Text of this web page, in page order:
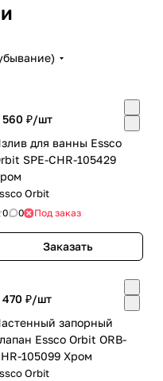
560 ₽/шт
для ванны Essco
SPE-CHR-105429
Orbit
0 0 Под заказ
Заказать
470 ₽/шт
запорный
Essco Orbit ORB-
105099 Хром
Orbit